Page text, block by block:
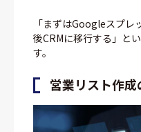
「まずはGoogleスプ
後CRMに移行する」と
す。
営業リスト作